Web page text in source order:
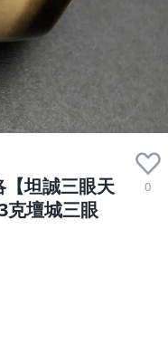
【坦誠三眼天
克壇城三眼
0